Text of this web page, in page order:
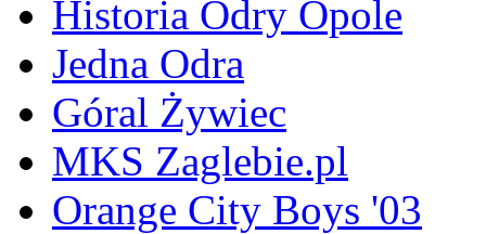
Historia Odry Opole
Jedna Odra
Góral Żywiec
MKS Zaglebie.pl
Orange City Boys '03